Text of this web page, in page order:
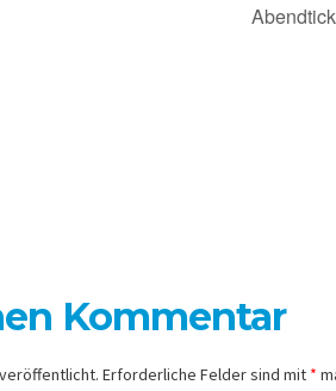
Kommentar
Erforderliche Felder sind mit *